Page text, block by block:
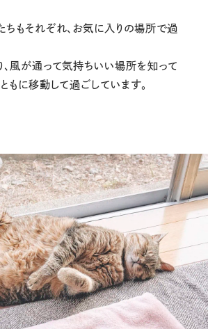
ちもそれぞれ、お気に入りの場所で過
、風が通って気持ちいい場所を知って
もに移動して過ごしています。